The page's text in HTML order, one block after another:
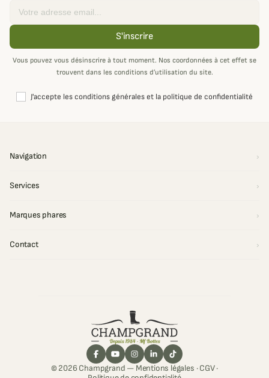
S'inscrire
Vous pouvez vous désinscrire à tout moment. Nos coordonnées à cet effet se
trouvent dans les conditions d’utilisation du site.
J'accepte les conditions générales et la politique de confidentialité
Navigation
Services
Marques phares
Contact
© 2026 Champgrand — Mentions légales ·CGV·